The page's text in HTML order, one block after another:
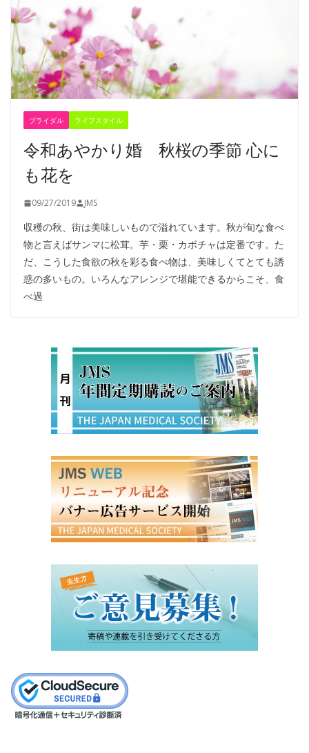
ブライダル ライフスタイル
令和あやかり婚 秋桜の季節 心に
も花を
09/27/2019 JMS
収穫の秋、街は美味しいもので溢れています。秋が旬な食べ
物と言えばサンマに松茸。芋・栗・カボチャは定番です。た
だ、こうした食欲の秋を彩る食べ物は、美味しくてとても誘
惑の多いもの。いろんなアレンジで堪能できるからこそ、食
べ過